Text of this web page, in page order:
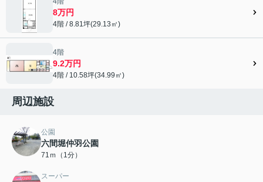
8万円
4階 / 8.81坪(29.13㎡)
4階
9.2万円
4階 / 10.58坪(34.99㎡)
周辺施設
公園
六間堀仲羽公園
71ｍ（1分）
スーパー